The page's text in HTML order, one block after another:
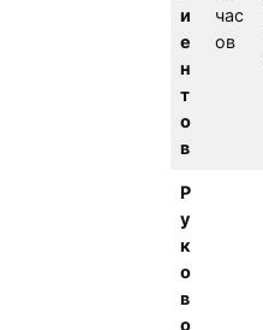
и
е
н
т
о
в
час
ов
Р
у
к
о
в
о